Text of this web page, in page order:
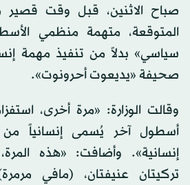
صباح الاثنين، قبل وقت قصير
المتوقعة، متهمة منظمي
سياسي» بدلاً من تنفيذ مهمة
صحيفة «يديعوت أحرونوت».
وقالت الوزارة: «مرة أخرى،
أسطول آخر يُسمى إنسانياً
إنسانية». وأضافت: «هذه